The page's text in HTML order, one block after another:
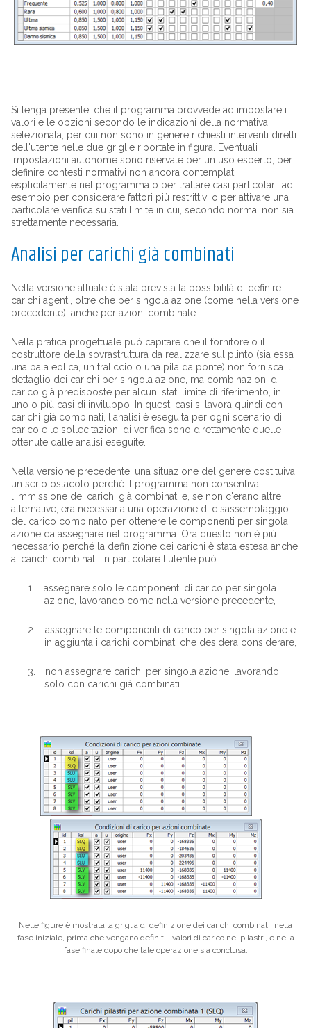
Si tenga presente, che il programma provvede ad impostare i
valori e le opzioni secondo le indicazioni della normativa
selezionata, per cui non sono in genere richiesti interventi diretti
dell'utente nelle due griglie riportate in figura. Eventuali
impostazioni autonome sono riservate per un uso esperto, per
definire contesti normativi non ancora contemplati
esplicitamente nel programma o per trattare casi particolari: ad
esempio per considerare fattori più restrittivi o per attivare una
particolare verifica su stati limite in cui, secondo norma, non sia
strettamente necessaria.
Analisi per carichi già combinati
Nella versione attuale è stata prevista la possibilità di definire i
carichi agenti, oltre che per singola azione (come nella versione
precedente), anche per azioni combinate.
Nella pratica progettuale può capitare che il fornitore o il
costruttore della sovrastruttura da realizzare sul plinto (sia essa
una pala eolica, un traliccio o una pila da ponte) non fornisca il
dettaglio dei carichi per singola azione, ma combinazioni di
carico già predisposte per alcuni stati limite di riferimento, in
uno o più casi di inviluppo. In questi casi si lavora quindi con
carichi già combinati, l'analisi è eseguita per ogni scenario di
carico e le sollecitazioni di verifica sono direttamente quelle
ottenute dalle analisi eseguite.
Nella versione precedente, una situazione del genere costituiva
un serio ostacolo perché il programma non consentiva
l'immissione dei carichi già combinati e, se non c'erano altre
alternative, era necessaria una operazione di disassemblaggio
del carico combinato per ottenere le componenti per singola
azione da assegnare nel programma. Ora questo non è più
necessario perché la definizione dei carichi è stata estesa anche
ai carichi combinati. In particolare l'utente può:
1.
assegnare solo le componenti di carico per singola
azione, lavorando come nella versione precedente,
2.
assegnare le componenti di carico per singola azione e
in aggiunta i carichi combinati che desidera considerare,
3.
non assegnare carichi per singola azione, lavorando
solo con carichi già combinati.
Nelle figure è mostrata la griglia di definizione dei carichi combinati: nella
fase iniziale, prima che vengano definiti i valori di carico nei pilastri, e nella
fase finale dopo che tale operazione sia conclusa.